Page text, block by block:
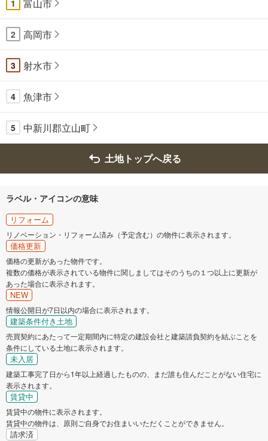
1 富山市
2 高岡市
3 射水市
4 魚津市
5 中新川郡立山町
土地トップへ戻る
ラベル・アイコンの意味
リフォーム
リノベーション・リフォーム済み（予定含む）の物件に表示されます。
価格更新
価格の更新があった物件です。
複数の価格が表示されている物件に関しましてはそのうちの１つ以上に更新が
あった場合に表示されます。
NEW
情報公開日が7日以内の場合に表示されます。
建築条件付き土地
売買契約にあたって一定期間内に特定の建設会社と建築請負契約を結ぶことを
条件にしている土地に表示されます。
未入居
建築工事完了日から1年以上経過したものの、まだ誰も住んだことがない住宅に
表示されます。
賃貸中
賃貸中の物件に表示されます。
賃貸中の物件は、原則ご自身でお住まいいただくことができません。
請求済